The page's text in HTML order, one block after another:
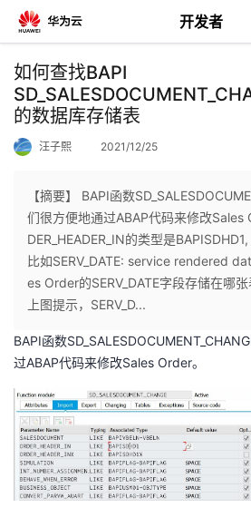
开发者
返
回
个
人
主
页
我
的
开
发
者
我
如何查找BAPI
的数据库存储表
汪子熙 2021/12/25
【摘要】 BAPI函数
们很方便地通过ABAP代码来修改Sales
DER_HEADER_IN的类型是
比如SERV_DATE: service rendered
es Order的SERV_DATE字段存储在哪
上图提示，SERV_D...
BAPI函数
过ABAP代码来修改Sales Order。